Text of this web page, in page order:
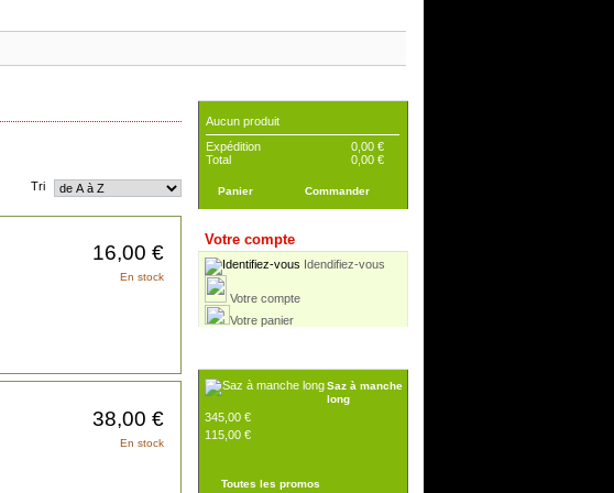
Tri
16,00 €
En stock
38,00 €
En stock
Aucun produit
Expédition
0,00 €
Total
0,00 €
Panier Commander
Votre compte
Idendifiez-vous
Votre compte
Votre panier
trilogie d'Istanbul
30,00 €
Saz à manche
long
115,00 €
Toutes les promos